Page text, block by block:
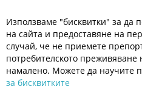
Полезно
Общи условия
Политика за поверителност
Платформа за OPC
Доставка и плащане
Използваме "бисквитки" за да
на сайта и предоставяне на
случай, че не приемете
потребителското
намалено. Можете да научите
за бисквитките